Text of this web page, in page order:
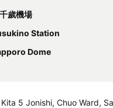
歲機場
Station
Dome
5 Jonishi, Chuo Ward,